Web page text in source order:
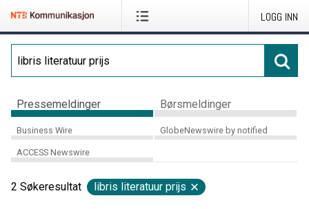
LOGG INN
Pressemeldinger Børsmeldinger
Business Wire GlobeNewswire by notified
ACCESS Newswire
2 Søkeresultat libris literatuur prijs